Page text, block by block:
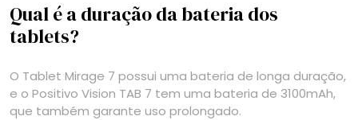
Qual é a duração da bateria dos
tablets?
O Tablet Mirage 7 possui uma bateria de longa duração,
e o Positivo Vision TAB 7 tem uma bateria de 3100mAh,
que também garante uso prolongado.